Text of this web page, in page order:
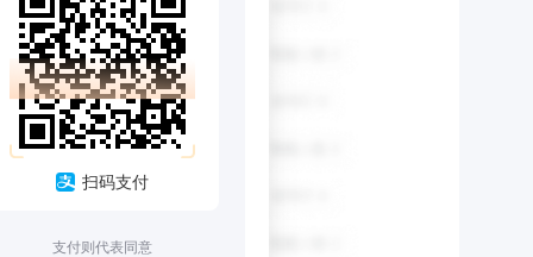
扫码支付
支付则代表同意